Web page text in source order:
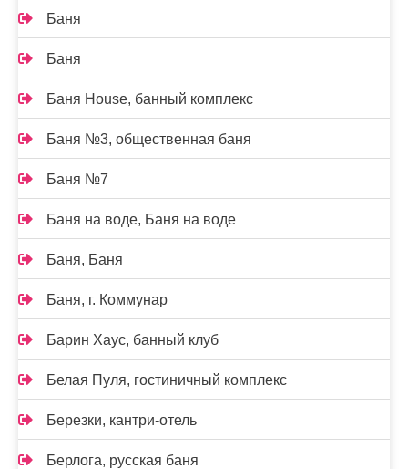
Баня
Баня
Баня House, банный комплекс
Баня №3, общественная баня
Баня №7
Баня на воде, Баня на воде
Баня, Баня
Баня, г. Коммунар
Барин Хаус, банный клуб
Белая Пуля, гостиничный комплекс
Березки, кантри-отель
Берлога, русская баня